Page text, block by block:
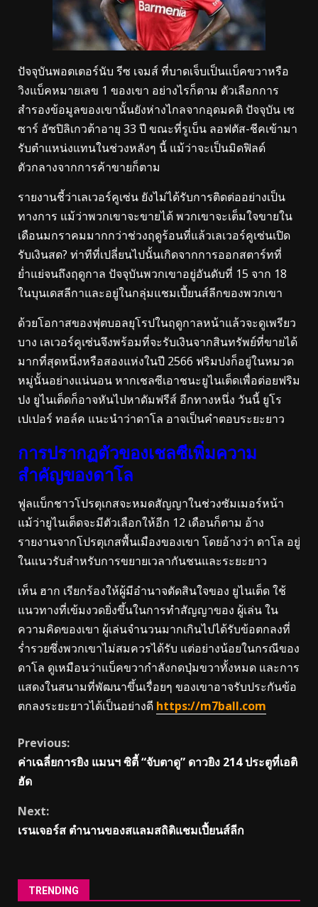
ปัจจุบันพอตเตอร์นับ รีซ เจมส์ ที่บาดเจ็บเป็นแบ็คขวาหรือ
วิงแบ็คหมายเลข 1 ของเขา อย่างไรก็ตาม ตัวเลือกการ
สำรองข้อมูลของเขานั้นยังห่างไกลจากอุดมคติ ปัจจุบัน เซ
ซาร์ อัซปิลิเกวต้าอายุ 33 ปี ขณะที่รูเบ็น ลอฟตัส-ชีคเข้ามา
รับตำแหน่งแทนในช่วงหลังๆ นี้ แม้ว่าจะเป็นมิดฟิลด์
ตัวกลางจากการค้าขายก็ตาม
รายงานชี้ว่าเลเวอร์คูเซ่น ยังไม่ได้รับการติดต่ออย่างเป็น
ทางการ แม้ว่าพวกเขาจะขายได้ พวกเขาจะเต็มใจขายใน
เดือนมกราคมมากกว่าช่วงฤดูร้อนที่แล้วเลเวอร์คูเซ่นเปิด
รับเงินสด? ท่าทีที่เปลี่ยนไปนั้นเกิดจากการออกสตาร์ทที่
ย่ำแย่จนถึงฤดูกาล ปัจจุบันพวกเขาอยู่อันดับที่ 15 จาก 18
ในบุนเดสลีกาและอยู่ในกลุ่มแชมเปี้ยนส์ลีกของพวกเขา
ด้วยโอกาสของฟุตบอลยุโรปในฤดูกาลหน้าแล้วจะดูเพรียว
บาง เลเวอร์คูเซ่นจึงพร้อมที่จะรับเงินจากสินทรัพย์ที่ขายได้
มากที่สุดหนึ่งหรือสองแห่งในปี 2566 ฟริมปงก็อยู่ในหมวด
หมู่นั้นอย่างแน่นอน หากเชลซีเอาชนะยูไนเต็ดเพื่อต่อยฟริม
ปง ยูไนเต็ดก็อาจหันไปหาดัมฟรีส์ อีกทางหนึ่ง วันนี้ ยูโร
เปเปอร์ ทอล์ค แนะนำว่าดาโล อาจเป็นคำตอบระยะยาว
การปรากฏตัวของเชลซีเพิ่มความ
สำคัญของดาโล
ฟูลแบ็กชาวโปรตุเกสจะหมดสัญญาในช่วงซัมเมอร์หน้า
แม้ว่ายูไนเต็ดจะมีตัวเลือกให้อีก 12 เดือนก็ตาม อ้าง
รายงานจากโปรตุเกสพื้นเมืองของเขา โดยอ้างว่า ดาโล อยู่
ในแนวรับสำหรับการขยายเวลากันชนและระยะยาว
เท็น ฮาก เรียกร้องให้ผู้มีอำนาจตัดสินใจของ ยูไนเต็ด ใช้
แนวทางที่เข้มงวดยิ่งขึ้นในการทำสัญญาของ ผู้เล่น ใน
ความคิดของเขา ผู้เล่นจำนวนมากเกินไปได้รับข้อตกลงที่
ร่ำรวยซึ่งพวกเขาไม่สมควรได้รับ แต่อย่างน้อยในกรณีของ
ดาโล ดูเหมือนว่าแบ็คขวากำลังกดปุ่มขวาทั้งหมด และการ
แสดงในสนามที่พัฒนาขึ้นเรื่อยๆ ของเขาอาจรับประกันข้อ
ตกลงระยะยาวได้เป็นอย่างดี https://m7ball.com
Continue
Reading
Previous:
ค่าเฉลี่ยการยิง แมนฯ ซิตี้ “จับตาดู” ดาวยิง 214 ประตูที่เอติ
ฮัด
Next:
เรนเจอร์ส ตํานานของสแลมสถิติแชมเปี้ยนส์ลีก
TRENDING